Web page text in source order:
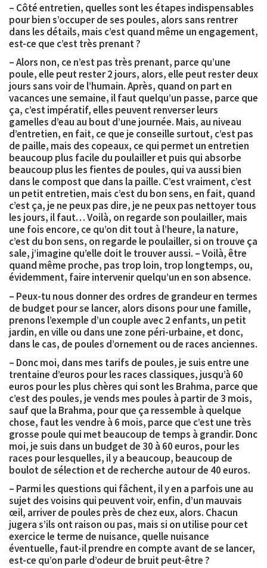
– Côté entretien, quelles sont les étapes indispensables
pour bien s’occuper de ses poules, alors sans rentrer
dans les détails, mais c’est quand même un engagement,
est-ce que c’est très prenant ?
– Alors non, ce n’est pas très prenant, parce qu’une
poule, elle peut rester 2 jours, alors, elle peut rester deux
jours sans voir de l’humain. Après, quand on part en
vacances une semaine, il faut quelqu’un passe, parce que
ça, c’est impératif, elles peuvent renverser leurs
gamelles d’eau au bout d’une journée. Mais, au niveau
d’entretien, en fait, ce que je conseille surtout, c’est pas
de paille, mais des copeaux, ce qui permet un entretien
beaucoup plus facile du poulailler et puis qui absorbe
beaucoup plus les fientes de poules, qui va aussi bien
dans le compost que dans la paille. C’est vraiment, c’est
un petit entretien, mais c’est du bon sens, en fait, quand
c’est ça, je ne peux pas dire, je ne peux pas nettoyer tous
les jours, il faut… Voilà, on regarde son poulailler, mais
une fois encore, ce qu’on dit tout à l’heure, la nature,
c’est du bon sens, on regarde le poulailler, si on trouve ça
sale, j’imagine qu’elle doit le trouver aussi. – Voilà, être
quand même proche, pas trop loin, trop longtemps, ou,
évidemment, faire intervenir quelqu’un en son absence.
– Peux-tu nous donner des ordres de grandeur en termes
de budget pour se lancer, alors disons pour une famille,
prenons l’exemple d’un couple avec 2 enfants, un petit
jardin, en ville ou dans une zone péri-urbaine, et donc,
dans le cas, de poules d’ornement ou de races anciennes.
– Donc moi, dans mes tarifs de poules, je suis entre une
trentaine d’euros pour les races classiques, jusqu’à 60
euros pour les plus chères qui sont les Brahma, parce que
c’est des poules, je vends mes poules à partir de 3 mois,
sauf que la Brahma, pour que ça ressemble à quelque
chose, faut les vendre à 6 mois, parce que c’est une très
grosse poule qui met beaucoup de temps à grandir. Donc
moi, je suis dans un budget de 30 à 60 euros, pour les
races pour lesquelles, il y a beaucoup, beaucoup de
boulot de sélection et de recherche autour de 40 euros.
– Parmi les questions qui fâchent, il y en a parfois une au
sujet des voisins qui peuvent voir, enfin, d’un mauvais
œil, arriver de poules près de chez eux, alors. Chacun
jugera s’ils ont raison ou pas, mais si on utilise pour cet
exercice le terme de nuisance, quelle nuisance
éventuelle, faut-il prendre en compte avant de se lancer,
est-ce qu’on parle d’odeur de bruit peut-être ?